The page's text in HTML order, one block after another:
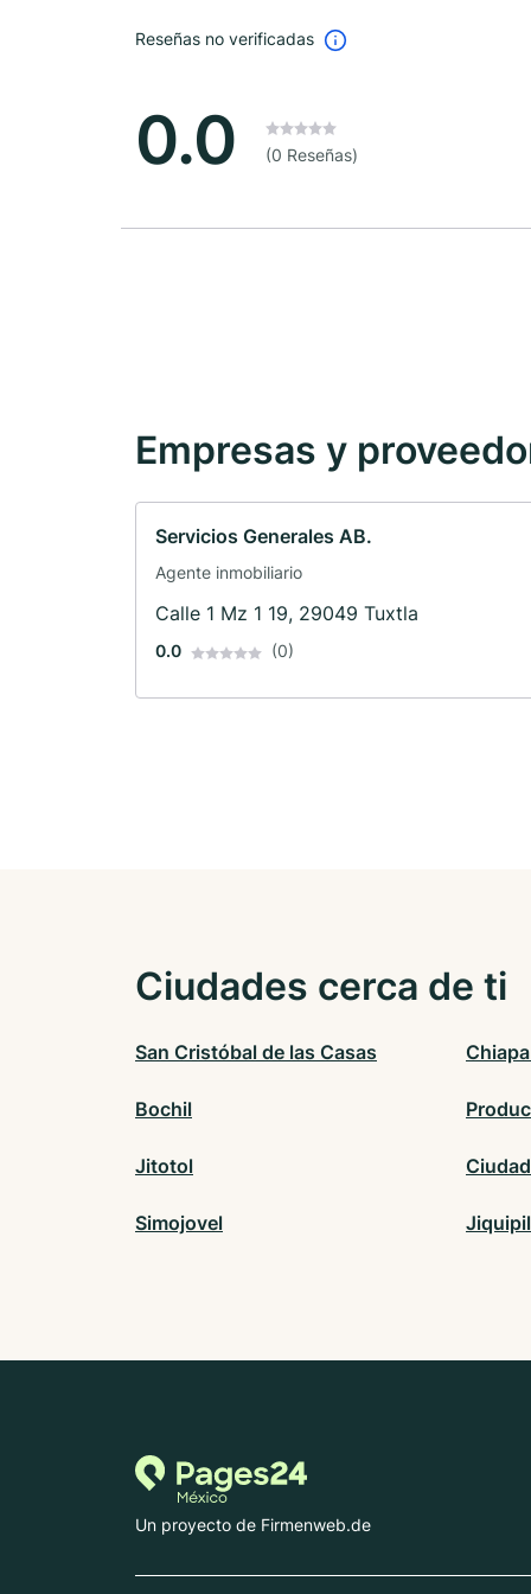
Reseñas no verificadas
0.0 (0 Reseñas)
Empresas y
Servicios Generales AB.
Agente inmobiliario
Calle 1 Mz 1 19, 29049 Tuxtla
0.0 (0)
Ciudades cerca de ti
San Cristóbal de las Casas
Bochil
Jitotol
Simojovel
Un proyecto de Firmenweb.de